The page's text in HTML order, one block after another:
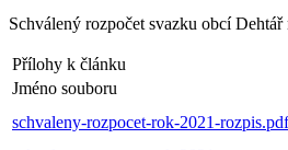
Schválený rozpočet svazku obcí Dehtář
Přílohy k článku
Jméno souboru
schvaleny-rozpocet-rok-2021-rozpis.pdf